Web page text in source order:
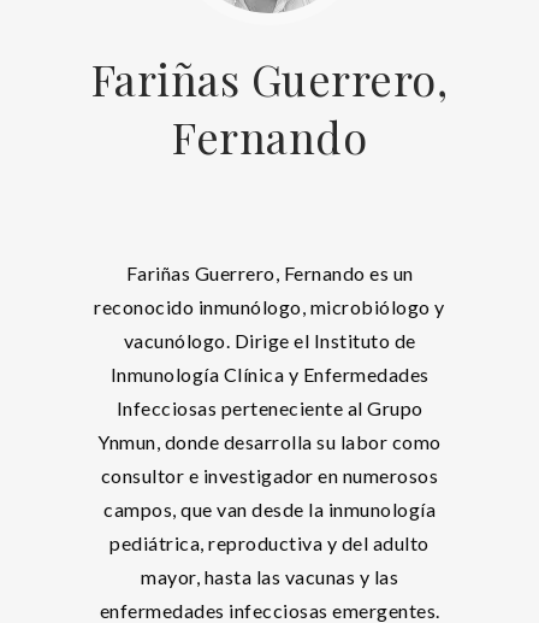
Fariñas Guerrero,
Fernando
Fariñas Guerrero, Fernando es un
reconocido inmunólogo, microbiólogo y
vacunólogo. Dirige el Instituto de
Inmunología Clínica y Enfermedades
Infecciosas perteneciente al Grupo
Ynmun, donde desarrolla su labor como
consultor e investigador en numerosos
campos, que van desde la inmunología
pediátrica, reproductiva y del adulto
mayor, hasta las vacunas y las
enfermedades infecciosas emergentes.